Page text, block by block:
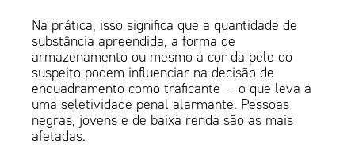
Na prática, isso significa que a quantidade de
substância apreendida, a forma de
armazenamento ou mesmo a cor da pele do
suspeito podem influenciar na decisão de
enquadramento como traficante — o que leva a
uma seletividade penal alarmante. Pessoas
negras, jovens e de baixa renda são as mais
afetadas.